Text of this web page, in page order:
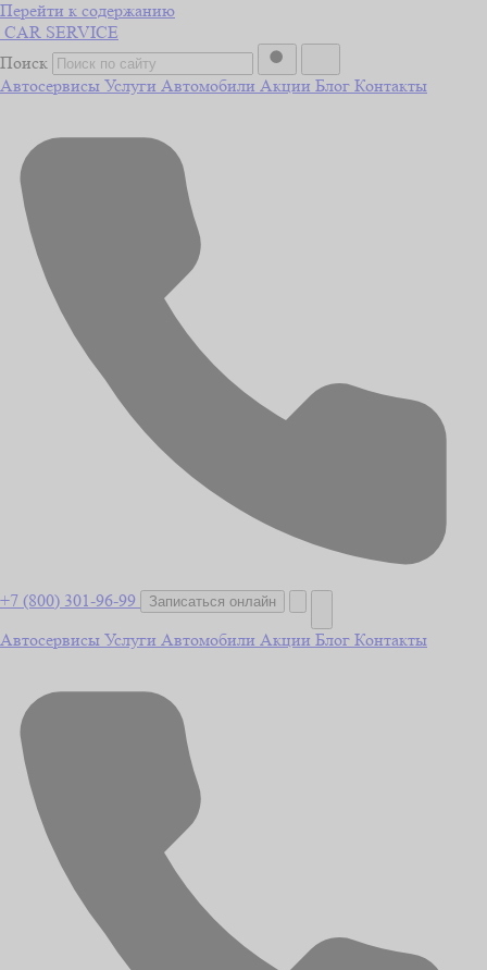
Перейти к содержанию
CAR SERVICE
Поиск
Автосервисы Услуги Автомобили Акции Блог Контакты
+7 (800) 301-96-99 Записаться онлайн
Автосервисы Услуги Автомобили Акции Блог Контакты